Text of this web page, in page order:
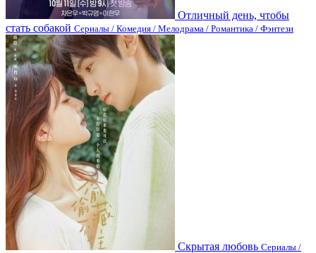
Отличный день, чтобы
стать собакой Сериалы / Комедия / Мелодрама / Романтика / Фэнтези
Скрытая любовь Сериалы /